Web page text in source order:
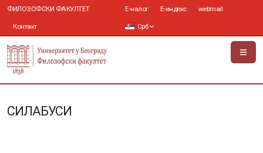
ФИЛОЗОФСКИ ФАКУЛТЕТ
Контакт
Е-налог Е-индекс webmail
Срб
СИЛАБУСИ